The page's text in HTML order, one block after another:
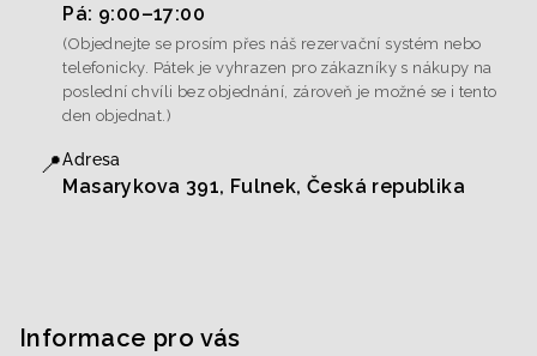
Pá: 9:00–17:00
(Objednejte se prosím přes náš rezervační systém nebo
telefonicky. Pátek je vyhrazen pro zákazníky s nákupy na
poslední chvíli bez objednání, zároveň je možné se i tento
den objednat.)
📍Adresa
Masarykova 391, Fulnek, Česká republika
Informace pro vás